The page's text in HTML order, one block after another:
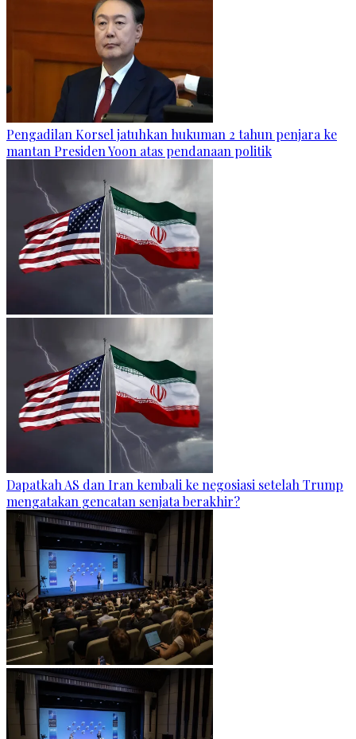
Pengadilan Korsel jatuhkan hukuman 2 tahun penjara ke
mantan Presiden Yoon atas pendanaan politik
Dapatkah AS dan Iran kembali ke negosiasi setelah Trump
mengatakan gencatan senjata berakhir?